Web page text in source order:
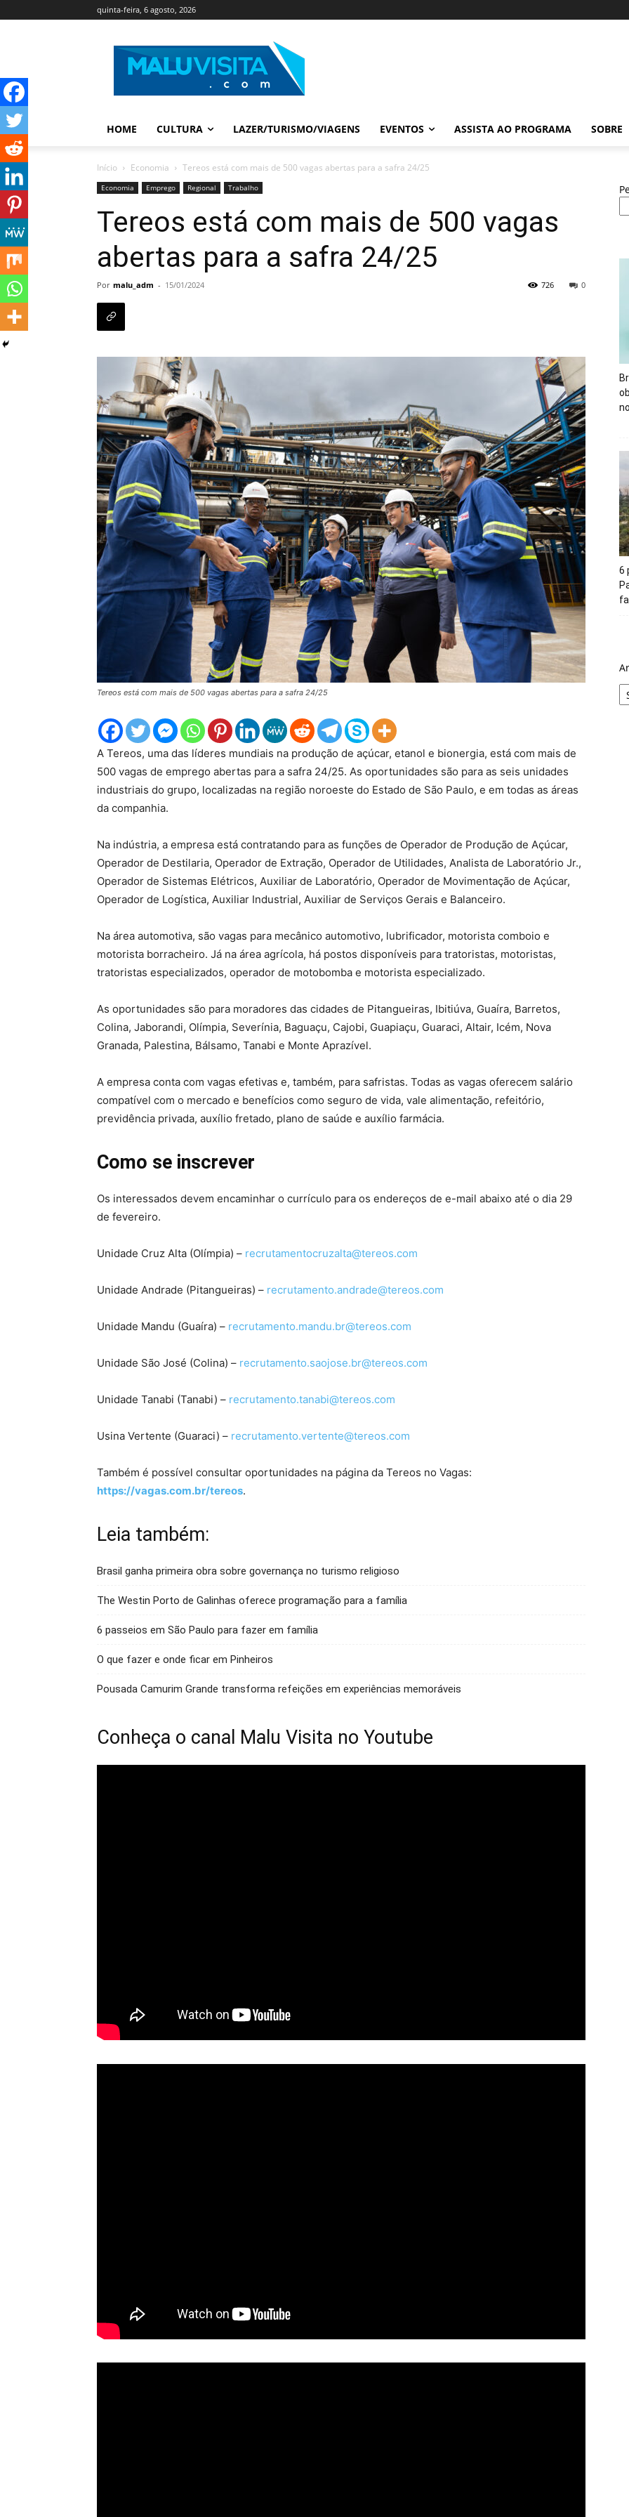
quinta-feira, 6 agosto, 2026
HOME CULTURA LAZER/TURISMO/VIAGENS EVENTOS ASSISTA AO PROGRAMA SOBRE
Início Economia Tereos está com mais de 500 vagas abertas para a safra 24/25
Economia Emprego Regional Trabalho
Tereos está com mais de 500 vagas
abertas para a safra 24/25
Por malu_adm - 15/01/2024 0
726
Tereos está com mais de 500 vagas abertas para a safra 24/25
A Tereos, uma das líderes mundiais na produção de açúcar, etanol e bionergia, está com mais de
500 vagas de emprego abertas para a safra 24/25. As oportunidades são para as seis unidades
industriais do grupo, localizadas na região noroeste do Estado de São Paulo, e em todas as áreas
da companhia.
Na indústria, a empresa está contratando para as funções de Operador de Produção de Açúcar,
Operador de Destilaria, Operador de Extração, Operador de Utilidades, Analista de Laboratório Jr.,
Operador de Sistemas Elétricos, Auxiliar de Laboratório, Operador de Movimentação de Açúcar,
Operador de Logística, Auxiliar Industrial, Auxiliar de Serviços Gerais e Balanceiro.
Na área automotiva, são vagas para mecânico automotivo, lubrificador, motorista comboio e
motorista borracheiro. Já na área agrícola, há postos disponíveis para tratoristas, motoristas,
tratoristas especializados, operador de motobomba e motorista especializado.
As oportunidades são para moradores das cidades de Pitangueiras, Ibitiúva, Guaíra, Barretos,
Colina, Jaborandi, Olímpia, Severínia, Baguaçu, Cajobi, Guapiaçu, Guaraci, Altair, Icém, Nova
Granada, Palestina, Bálsamo, Tanabi e Monte Aprazível.
A empresa conta com vagas efetivas e, também, para safristas. Todas as vagas oferecem salário
compatível com o mercado e benefícios como seguro de vida, vale alimentação, refeitório,
previdência privada, auxílio fretado, plano de saúde e auxílio farmácia.
Como se inscrever
Os interessados devem encaminhar o currículo para os endereços de e-mail abaixo até o dia 29
de fevereiro.
Unidade Cruz Alta (Olímpia) – recrutamentocruzalta@tereos.com
Unidade Andrade (Pitangueiras) – recrutamento.andrade@tereos.com
Unidade Mandu (Guaíra) – recrutamento.mandu.br@tereos.com
Unidade São José (Colina) – recrutamento.saojose.br@tereos.com
Unidade Tanabi (Tanabi) – recrutamento.tanabi@tereos.com
Usina Vertente (Guaraci) – recrutamento.vertente@tereos.com
Também é possível consultar oportunidades na página da Tereos no Vagas:
https://vagas.com.br/tereos.
Leia também:
Brasil ganha primeira obra sobre governança no turismo religioso
The Westin Porto de Galinhas oferece programação para a família
6 passeios em São Paulo para fazer em família
O que fazer e onde ficar em Pinheiros
Pousada Camurim Grande transforma refeições em experiências memoráveis
Conheça o canal Malu Visita no Youtube
6